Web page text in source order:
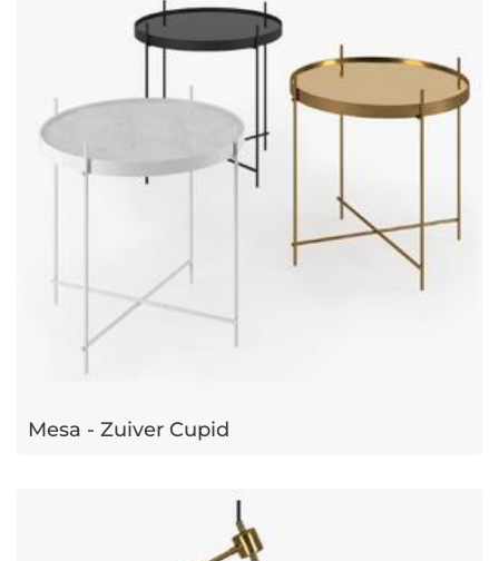
Mesa - Zuiver Cupid